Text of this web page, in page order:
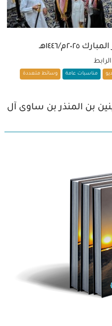
١٤٤٦هـ
مناسبات عامة وسائط متعددة
بن المنذر بن ساوى آل